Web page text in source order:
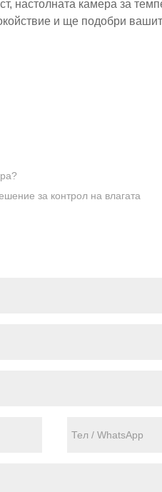
настолната камера за
и ще подобри
за контрол на влагата